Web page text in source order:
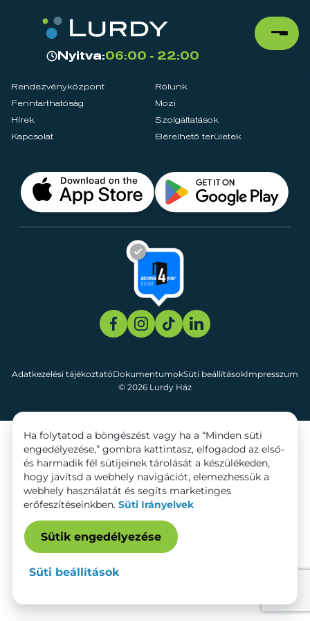
Nyitva:06:00 - 22:00
Rendezvényközpont
Rólunk
Fenntarthatóság
Mozi
Hírek
Szolgáltatások
Kapcsolat
Bérelhető területek
© 2026 Lurdy Ház
Adatkezelési tájékoztatóDokumentumokSüti beállításokImpresszum
Ha folytatod a böngészést vagy ha a “Minden süti
engedélyezése,” gombra kattintasz, elfogadod az első-
és harmadik fél sütijeinek tárolását a készülékeden,
hogy javítsd a webhely navigációt, elemezhessük a
webhely használatát és segíts marketinges
erőfeszítéseinkben. Süti Irányelvek
Sütik engedélyezése
Süti beállítások